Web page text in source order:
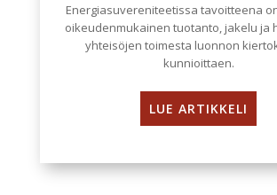
Energiasuvereniteetissa tavoitteena
oikeudenmukainen tuotanto, jakelu ja
yhteisöjen toimesta luonnon
kunnioittaen.
LUE ARTIKKELI